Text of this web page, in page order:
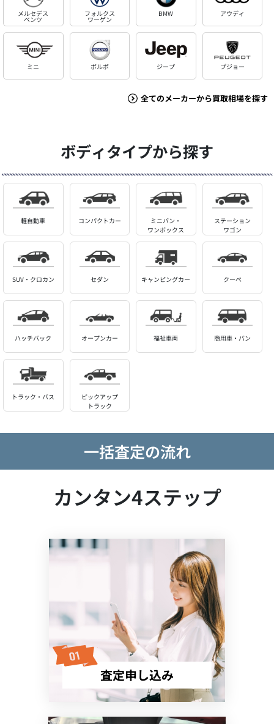
メルセデス
ベンツ
フォルクス
ワーゲン
BMW アウディ
ミニ ボルボ ジープ プジョー
全てのメーカーから買取相場を探す
ボディタイプから探す
軽自動車 コンパクトカー
ミニバン・
ワンボックス
ステーション
ワゴン
SUV・クロカン セダン キャンピングカー クーペ
ハッチバック オープンカー 福祉車両 商用車・バン
トラック・バス
ピックアップ
トラック
一括査定の流れ
カンタン4ステップ
査定申し込み